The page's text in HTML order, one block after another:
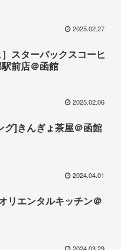
2025.02.27
］スターバックスコーヒ
前店＠函館
2025.02.06
グ]きんぎょ茶屋＠函館
2024.04.01
リエンタルキッチン＠